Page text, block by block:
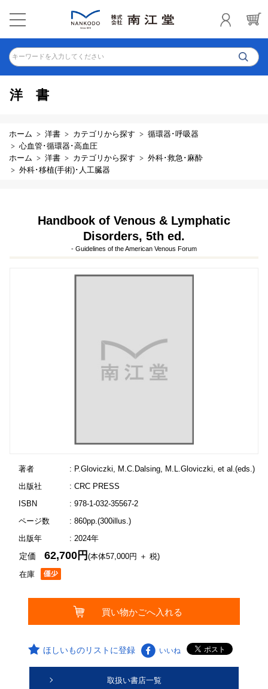
キーワードを入力してください
洋書
ホーム 洋書 カテゴリから探す
循環器･呼吸器
心血管･循環器･高血圧
ホーム
洋書 カテゴリから探す
外科･救急･麻酔
外科･移植(手術)･人工臓器
Handbook of Venous & Lymphatic
Disorders, 5th ed.
- Guidelines of the American Venous Forum
著者
: P.Gloviczki, M.C.Dalsing, M.L.Gloviczki, et al.(eds.)
出版社
: CRC PRESS
ISBN
: 978-1-032-35567-2
ページ数
: 860pp.(300illus.)
出版年
: 2024年
在庫
定価62,700円(本体57,000円 ＋ 税)
ほしいものリストに登録 いいね
取扱い書店一覧